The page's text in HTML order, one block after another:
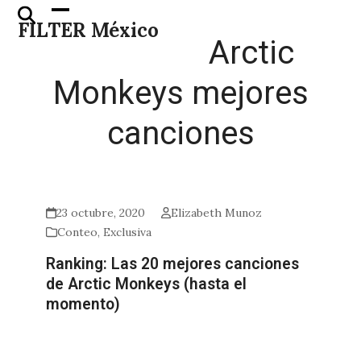
Skip
FILTER México
Open
mobile
Close
mobile
Arctic
Monkeys mejores
canciones
23 octubre, 2020
Elizabeth Munoz
Conteo,Exclusiva
Ranking: Las 20 mejores canciones
de Arctic Monkeys (hasta el
momento)